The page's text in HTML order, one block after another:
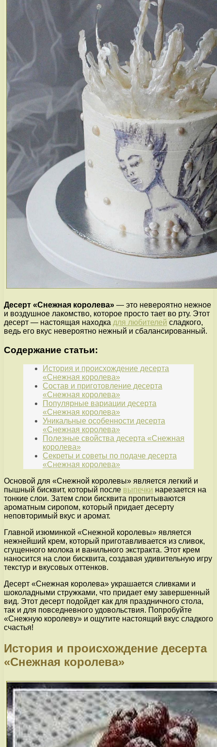
Десерт «Снежная королева» — это невероятно нежное
и воздушное лакомство, которое просто тает во рту. Этот
десерт — настоящая находка для любителей сладкого,
ведь его вкус невероятно нежный и сбалансированный.
Содержание статьи:
История и происхождение десерта
«Снежная королева»
Состав и приготовление десерта
«Снежная королева»
Популярные вариации десерта
«Снежная королева»
Уникальные особенности десерта
«Снежная королева»
Полезные свойства десерта «Снежная
королева»
Секреты и советы по подаче десерта
«Снежная королева»
Основой для «Снежной королевы» является легкий и
пышный бисквит, который после выпечки нарезается на
тонкие слои. Затем слои бисквита пропитываются
ароматным сиропом, который придает десерту
неповторимый вкус и аромат.
Главной изюминкой «Снежной королевы» является
нежнейший крем, который приготавливается из сливок,
сгущенного молока и ванильного экстракта. Этот крем
наносится на слои бисквита, создавая удивительную игру
текстур и вкусовых оттенков.
Десерт «Снежная королева» украшается сливками и
шоколадными стружками, что придает ему завершенный
вид. Этот десерт подойдет как для праздничного стола,
так и для повседневного удовольствия. Попробуйте
«Снежную королеву» и ощутите настоящий вкус сладкого
счастья!
История и происхождение десерта
«Снежная королева»